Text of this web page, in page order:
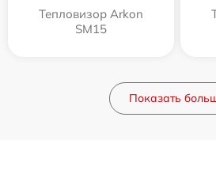
Тепловизор Arkon
SM15
Показать